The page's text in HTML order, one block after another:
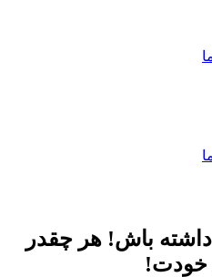
باش! هر چقدر
خودت!